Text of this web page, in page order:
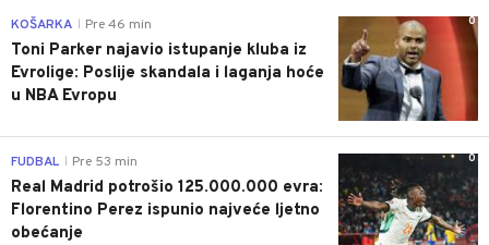
0
KOŠARKA Pre 46 min
Toni Parker najavio istupanje kluba iz
Evrolige: Poslije skandala i laganja hoće
u NBA Evropu
0
FUDBAL Pre 53 min
Real Madrid potrošio 125.000.000 evra:
Florentino Perez ispunio najveće ljetno
obećanje